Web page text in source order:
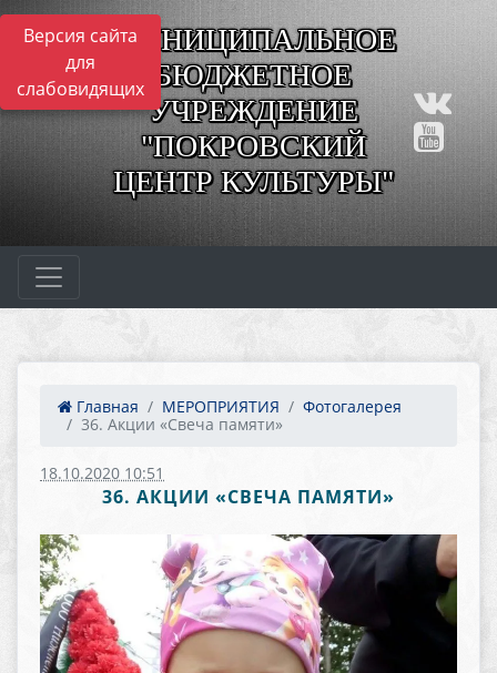
Версия сайта
для
слабовидящих
МУНИЦИПАЛЬНОЕ
БЮДЖЕТНОЕ
УЧРЕЖДЕНИЕ
"ПОКРОВСКИЙ
ЦЕНТР КУЛЬТУРЫ"
Главная МЕРОПРИЯТИЯ
Фотогалерея
36. Акции «Свеча памяти»
18.10.2020 10:51
36. АКЦИИ «СВЕЧА ПАМЯТИ»